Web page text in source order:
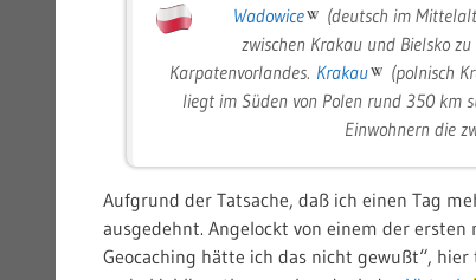
Wadowice
(deutsch im
zwischen Krakau und Bielsko
Karpatenvorlandes. Krakau
(polnisch
liegt im Süden von Polen rund 350 km
Einwohnern die
Aufgrund der Tatsache, daß ich einen Tag
ausgedehnt. Angelockt von einem der ersten
Geocaching hätte ich das nicht gewußt“,